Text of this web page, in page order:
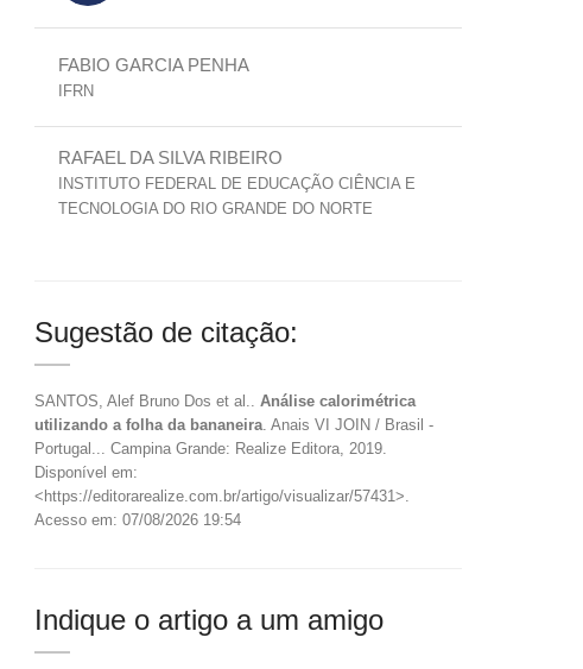
FABIO GARCIA PENHA
IFRN
RAFAEL DA SILVA RIBEIRO
INSTITUTO FEDERAL DE EDUCAÇÃO CIÊNCIA E
TECNOLOGIA DO RIO GRANDE DO NORTE
Sugestão de citação:
SANTOS, Alef Bruno Dos et al.. Análise calorimétrica
utilizando a folha da bananeira. Anais VI JOIN / Brasil -
Portugal... Campina Grande: Realize Editora, 2019.
Disponível em:
<https://editorarealize.com.br/artigo/visualizar/57431>.
Acesso em: 07/08/2026 19:54
Indique o artigo a um amigo